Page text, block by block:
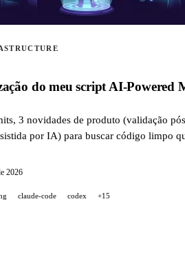
do meu script AI-Powered
3 novidades de produto (validação
por IA) para buscar código limpo
2026
claude-code codex +15